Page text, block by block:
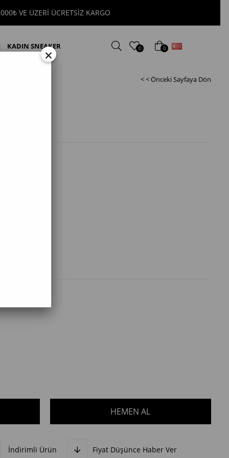
ÜZERİ ÜCRETSİZ KARGO
KADIN SNEAKER 0 0
< < Önceki Sayfaya Dön
İndirimli Ürün Fiyat Düşünce Haber Ver
×